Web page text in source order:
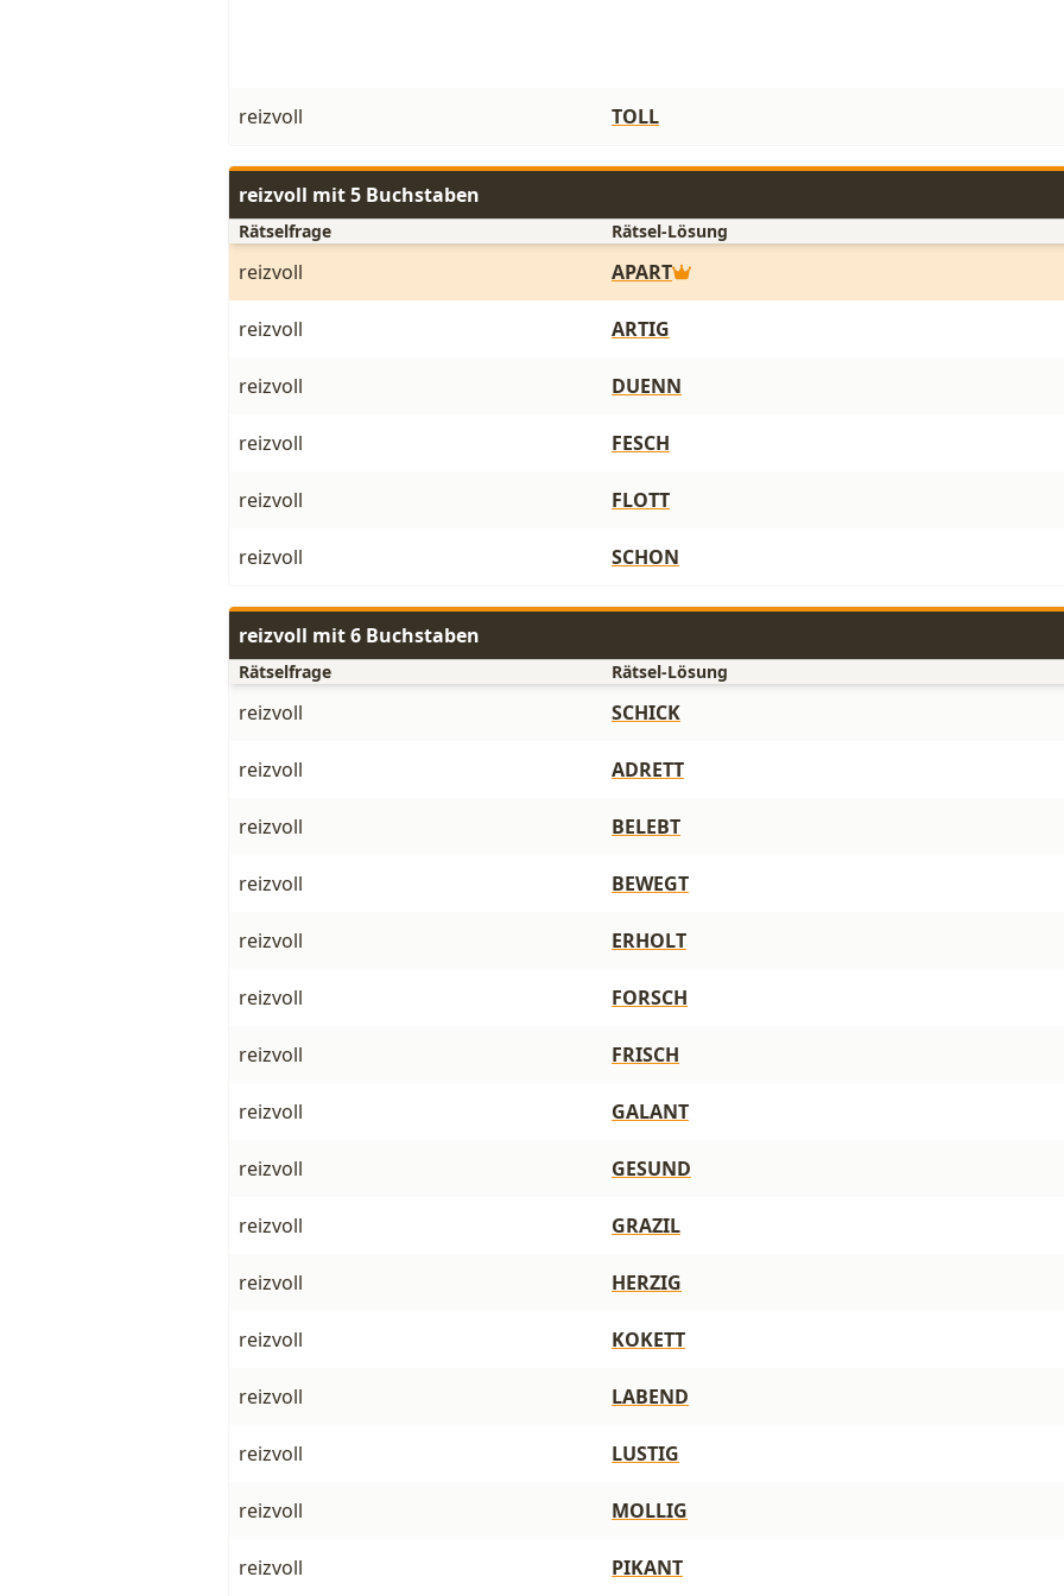
reizvoll TOLL
reizvoll mit 5 Buchstaben
Rätselfrage Rätsel-Lösung
reizvoll APART
reizvoll ARTIG
reizvoll DUENN
reizvoll FESCH
reizvoll FLOTT
reizvoll SCHON
reizvoll mit 6 Buchstaben
Rätselfrage Rätsel-Lösung
reizvoll SCHICK
reizvoll ADRETT
reizvoll BELEBT
reizvoll BEWEGT
reizvoll ERHOLT
reizvoll FORSCH
reizvoll FRISCH
reizvoll GALANT
reizvoll GESUND
reizvoll GRAZIL
reizvoll HERZIG
reizvoll KOKETT
reizvoll LABEND
reizvoll LUSTIG
reizvoll MOLLIG
reizvoll PIKANT